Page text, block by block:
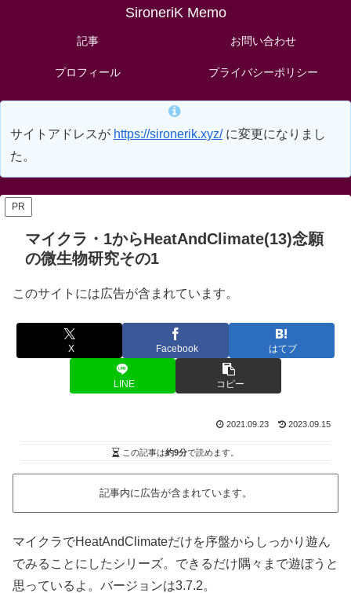
SironeriK Memo
記事 お問い合わせ
プロフィール プライバシーポリシー
サイトアドレスが https://sironerik.xyz/に変更になりまし
た。
PR
マイクラ・1からHeatAndClimate(13)念願
の微生物研究その1
このサイトには広告が含まれています。
X Facebook はてブ
LINE コピー
2021.09.23 2023.09.15
この記事は約9分で読めます。
記事内に広告が含まれています。
マイクラでHeatAndClimateだけを序盤からしっかり遊ん
でみることにしたシリーズ。できるだけ隅々まで遊ぼうと
思っているよ。バージョンは3.7.2。